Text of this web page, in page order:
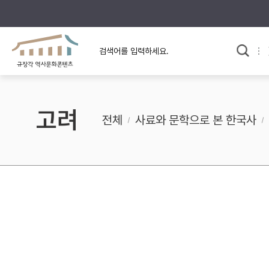
규장각의 어제와 오늘
규장각 소개영상
사료와 문학으로 본
고대
조선 후기
고려 전체 사료와 문학으로 본 한국사